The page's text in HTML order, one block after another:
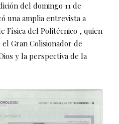
del domingo 11 de
una amplia entrevista a
Física del Politécnico , quien
Gran Colisionador de
y la perspectiva de la